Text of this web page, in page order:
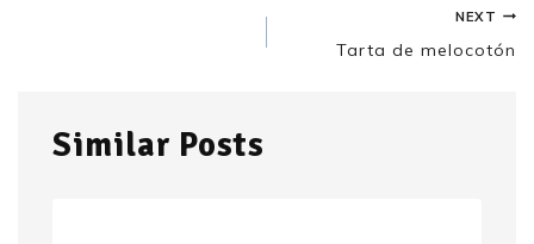
NEXT
Tarta de melocotón
Similar Posts